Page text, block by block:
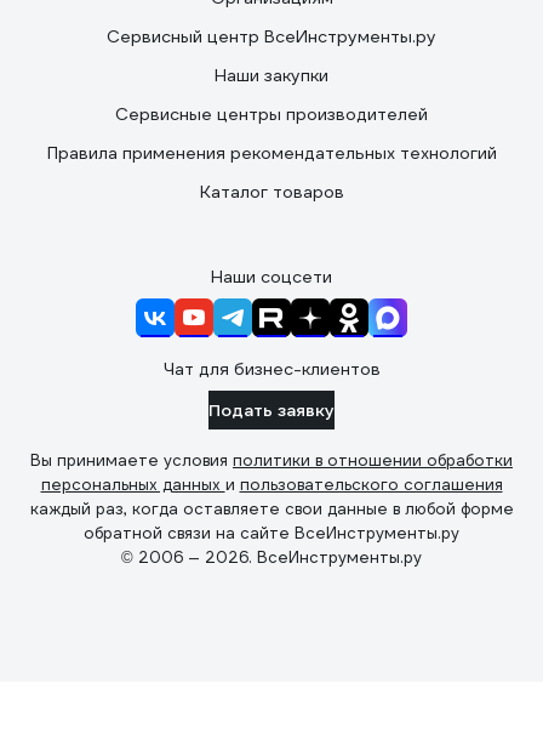
Сервисный центр ВсеИнструменты.ру
Наши закупки
Сервисные центры производителей
Правила применения рекомендательных технологий
Каталог товаров
Наши соцсети
Чат для бизнес-клиентов
Подать заявку
Вы принимаете условия политики в отношении обработки
персональных данных и пользовательского соглашения
каждый раз, когда оставляете свои данные в любой форме
обратной связи на сайте ВсеИнструменты.ру
© 2006 — 2026. ВсеИнструменты.ру